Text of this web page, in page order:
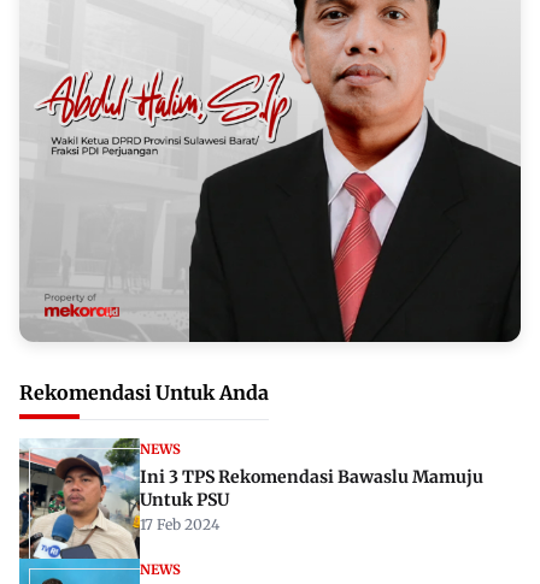
Rekomendasi Untuk Anda
NEWS
Ini 3 TPS Rekomendasi Bawaslu Mamuju
Untuk PSU
17 Feb 2024
NEWS